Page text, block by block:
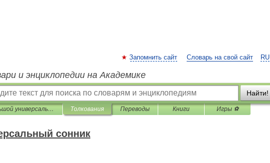
RU
Запомнить сайт Словарь на свой сайт
и энциклопедии на Академике
Найти!
Большой универсальный сонник Толкования Переводы Книги Игры ⚽
сонник